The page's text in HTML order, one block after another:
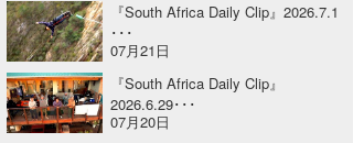
『South Africa Daily Clip』2026.7.1
･･･
07月21日
『South Africa Daily Clip』
2026.6.29･･･
07月20日
熊谷素子
植村未来
NOBUFUKU
大野”MAR”修聖
ECE
G◎Da
H